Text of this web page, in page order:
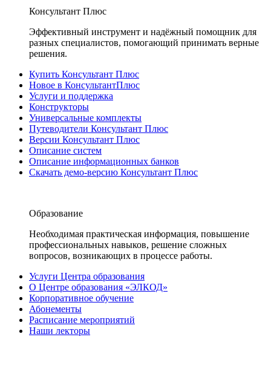
Консультант Плюс
Эффективный инструмент и надёжный помощник для
разных специалистов, помогающий принимать верные
решения.
Купить Консультант Плюс
Новое в КонсультантПлюс
Услуги и поддержка
Конструкторы
Универсальные комплекты
Путеводители Консультант Плюс
Версии Консультант Плюс
Описание систем
Описание информационных банков
Скачать демо-версию Консультант Плюс
Образование
Необходимая практическая информация, повышение
профессиональных навыков, решение сложных
вопросов, возникающих в процессе работы.
Услуги Центра образования
О Центре образования «ЭЛКОД»
Корпоративное обучение
Абонементы
Расписание мероприятий
Наши лекторы